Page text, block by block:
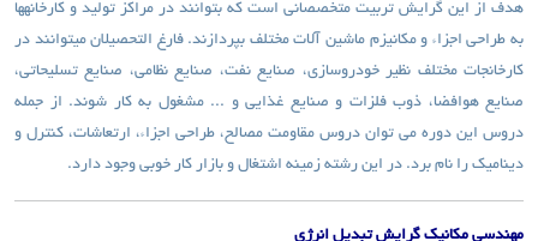
هدف از این گرایش تربیت متخصصانی است که بتوانند در مراکز تولید و کارخانه­ها
به طراحی اجزاء و مکانیزم ماشین آلات مختلف بپردازند. فارغ التحصیلان می­توانند در
کارخانجات مختلف نظیر خودروسازی، صنایع نفت، صنایع نظامی، صنایع تسلیحاتی،
صنایع هوافضا، ذوب فلزات و صنایع غذایی و ... مشغول به کار شوند. از جمله
دروس این دوره می توان دروس مقاومت مصالح، طراحی اجزاء، ارتعاشات، کنترل و
دینامیک را نام برد. در این رشته زمینه اشتغال و بازار کار خوبی وجود دارد.
مهندسی مکانیک گرایش تبدیل انرژی